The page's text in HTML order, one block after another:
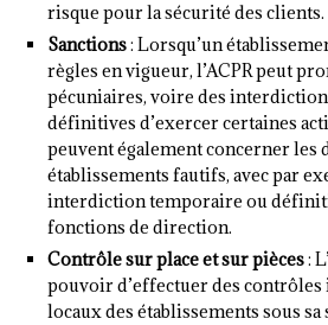
risque pour la sécurité des clients.
Sanctions: Lorsqu’un
règles en vigueur, l’ACPR peut
pécuniaires, voire des
définitives d’exercer certaines
peuvent également concerner les
établissements fautifs, avec par
interdiction temporaire ou
fonctions de direction.
Contrôle sur place et sur pièces:
pouvoir d’effectuer des contrôles
locaux des établissements sous